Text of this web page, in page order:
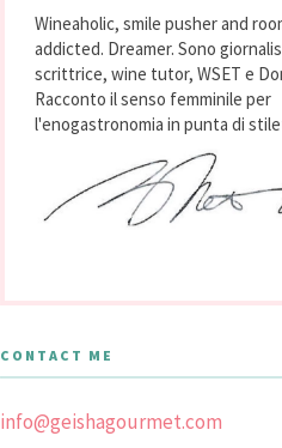
Wineaholic, smile pusher and
addicted. Dreamer. Sono
scrittrice, wine tutor, WSET e
Racconto il senso femminile per
l'enogastronomia in punta di
CONTACT ME
info@geishagourmet.com